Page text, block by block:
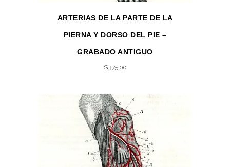
ARTERIAS DE LA PARTE DE LA
PIERNA Y DORSO DEL PIE –
GRABADO ANTIGUO
$375.00